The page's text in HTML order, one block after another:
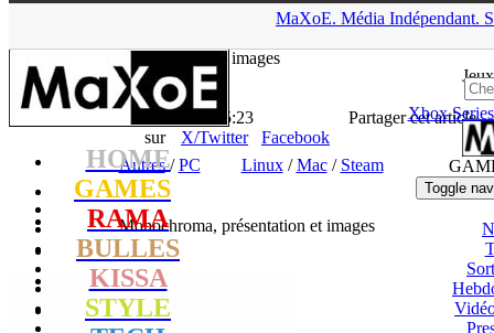
MaXoE. Média Indépendant.
HOME
GAMES
RAMA
BULLES
KISSA
STYLE
Jeux
Xbox
Toggle
et images
- 04.03.14, 15:23
Partager cet article
sur
X/Twitter
Facebook
Autres/PC Linux/Mac/ Steam
Monochroma, présentation et images